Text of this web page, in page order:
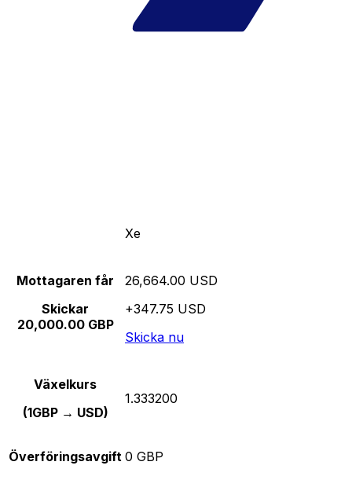
Xe
Mottagaren får
Skickar
20,000.00 GBP
26,664.00 USD
+347.75 USD
Skicka nu
Växelkurs
(1GBP → USD)
1.333200
Överföringsavgift 0 GBP